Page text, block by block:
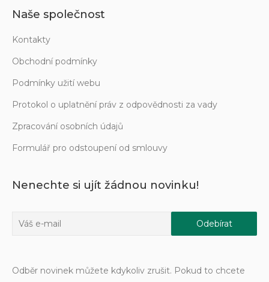
Naše společnost
Kontakty
Obchodní podmínky
Podmínky užití webu
Protokol o uplatnění práv z odpovědnosti za vady
Zpracování osobních údajů
Formulář pro odstoupení od smlouvy
Nenechte si ujít žádnou novinku!
Odběr novinek můžete kdykoliv zrušit. Pokud to chcete